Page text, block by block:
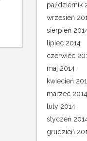
październik
wrzesień
sierpień
lipiec 2014
czerwiec
maj 2014
kwiecień
marzec 2014
luty 2014
styczeń
grudzień